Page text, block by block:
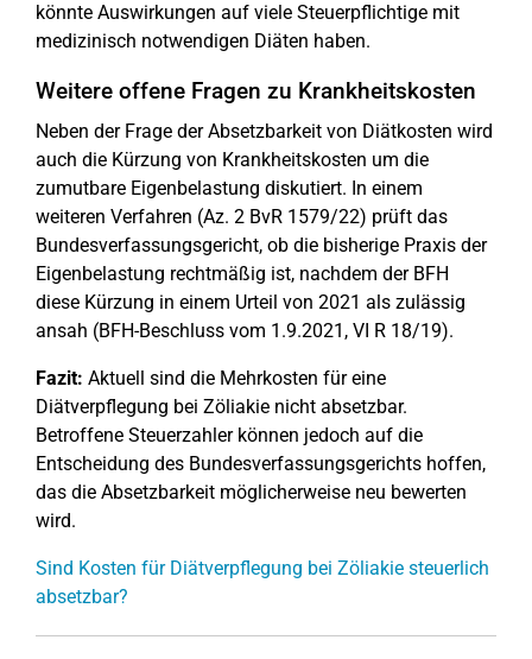
könnte Auswirkungen auf viele Steuerpflichtige mit
medizinisch notwendigen Diäten haben.
Weitere offene Fragen zu Krankheitskosten
Neben der Frage der Absetzbarkeit von Diätkosten wird
auch die Kürzung von Krankheitskosten um die
zumutbare Eigenbelastung diskutiert. In einem
weiteren Verfahren (Az. 2 BvR 1579/22) prüft das
Bundesverfassungsgericht, ob die bisherige Praxis der
Eigenbelastung rechtmäßig ist, nachdem der BFH
diese Kürzung in einem Urteil von 2021 als zulässig
ansah (BFH-Beschluss vom 1.9.2021, VI R 18/19).
Fazit: Aktuell sind die Mehrkosten für eine
Diätverpflegung bei Zöliakie nicht absetzbar.
Betroffene Steuerzahler können jedoch auf die
Entscheidung des Bundesverfassungsgerichts hoffen,
das die Absetzbarkeit möglicherweise neu bewerten
wird.
Sind Kosten für Diätverpflegung bei Zöliakie steuerlich
absetzbar?